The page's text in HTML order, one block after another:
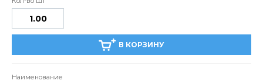
В КОРЗИНУ